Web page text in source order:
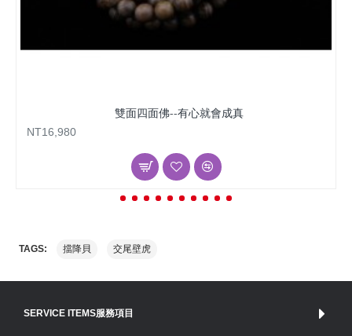
雙面四面佛--有心就會成真
NT16,980
TAGS: 擋降貝 交尾壁虎
SERVICE ITEMS服務項目